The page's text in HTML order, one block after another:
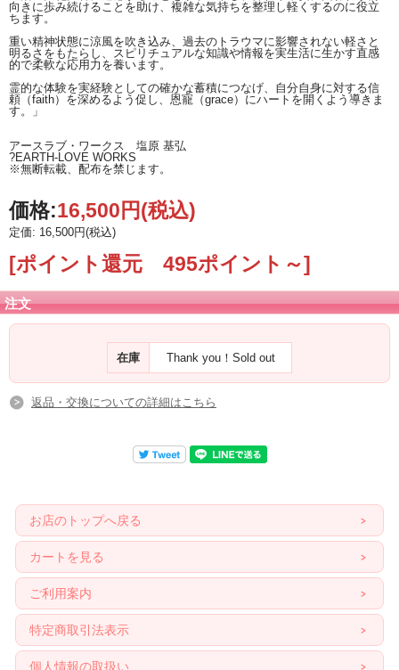
向きに歩み続けることを助け、複雑な気持ちを整理し軽くするのに役立
ちます。
重い精神状態に涼風を吹き込み、過去のトラウマに影響されない軽さと
明るさをもたらし、スピリチュアルな知識や情報を実生活に生かす直感
的で柔軟な応用力を養います。
霊的な体験を実経験としての確かな蓄積につなげ、自分自身に対する信
頼（faith）を深めるよう促し、恩寵（grace）にハートを開くよう導きま
す。」
アースラブ・ワークス 塩原 基弘
?EARTH-LOVE WORKS
※無断転載、配布を禁じます。
価格:16,500円(税込)
定価: 16,500円(税込)
[ポイント還元 495ポイント～]
注文
在庫 Thank you！Sold out
返品・交換についての詳細はこちら
お店のトップへ戻る
カートを見る
ご利用案内
特定商取引法表示
個人情報の取扱い